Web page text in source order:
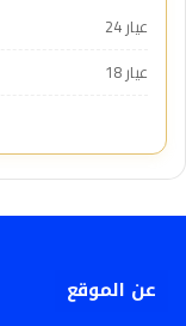
عيار 24
عيار 18
عن الموقع